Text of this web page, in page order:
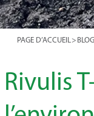
PAGE D’ACCUEIL> BLOG
Rivulis